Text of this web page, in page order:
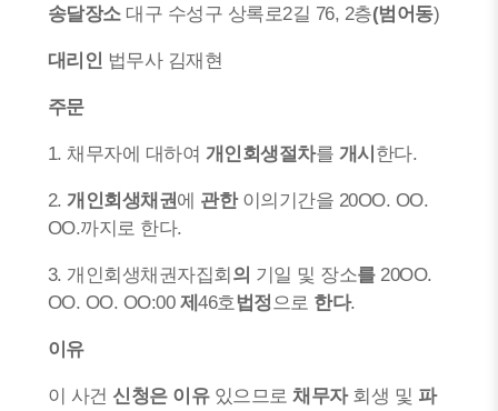
송달장소 대구 수성구 상록로2길 76, 2층(범어동)
대리인 법무사 김재현
주문
1. 채무자에 대하여 개인회생절차를 개시 한다.
2.개인회생채권 에 관한 이의기간을 20OO. OO.
OO.까지로 한다.
3. 개인회생채권자집회 의 기일 및 장소를 20OO.
OO. OO. OO:00 제46호 법정 으로 한다.
이유
이 사건 신청은 이유 있으므로채무자 회생 및 파